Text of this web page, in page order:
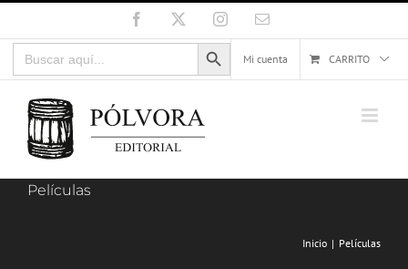
al
contenido
Facebook InstagramCorreo
Buscar:
Botón de búsqueda
Mi cuenta
CARRITO
Películas
Inicio Películas